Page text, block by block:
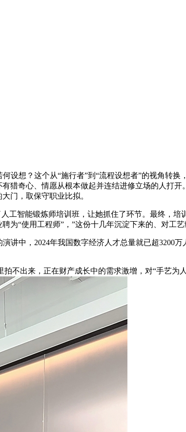
想？这个从“施行者”到“流程设想者”的视角转换
猎奇心、情愿从根本做起并连结进修立场的人打
门，取保守职业比拟。
智能锻炼师培训班，让她抓住了环节。最终，培
“使用工程师”，”这份十几年沉淀下来的、对工艺
中，2024年我国数字经济人才总量就已超3200
出来，正在财产成长中的需求激增，对“手艺为